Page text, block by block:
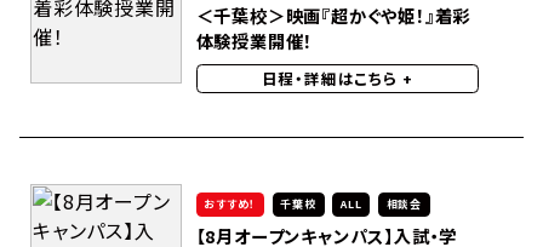
＜千葉校＞映画『超かぐや姫！』着彩
体験授業開催！
日程・詳細はこちら +
おすすめ！ 千葉校 ALL 相談会
【8月オープンキャンパス】入試・学